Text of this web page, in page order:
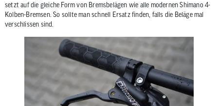
setzt auf die gleiche Form von Bremsbelägen wie alle modernen Shimano 4-
Kolben-Bremsen. So sollte man schnell Ersatz finden, falls die Beläge mal
verschlissen sind.